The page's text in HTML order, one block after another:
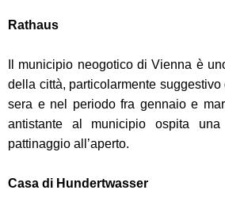
Rathaus
Il municipio neogotico di Vienna è
della città, particolarmente
sera e nel periodo fra gennaio e
antistante al municipio ospita
pattinaggio all’aperto.
Casa di Hundertwasser